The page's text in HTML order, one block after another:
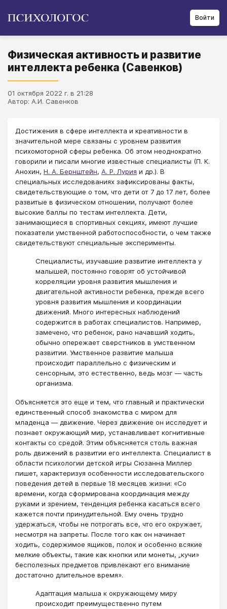
Войти
Физическая активность и развитие
интеллекта ребенка (Савенков)
01 октября 2022 г. в 21:28
Автор: А.И. Савенков
Достижения в сфере интеллекта и креативности в
значительной мере связаны с уровнем развития
психомоторной сферы ребенка. Об этом неоднократно
говорили и писали многие известные специалисты (П. К.
Анохин, Н. А. Бернштейн, А. Р. Лурия и др.). В
специальных исследованиях зафиксированы факты,
свидетельствующие о том, что дети от 7 до 17 лет, более
развитые в физическом отношении, получают более
высокие баллы по тестам интеллекта. Дети,
занимающиеся в спортивных секциях, имеют лучшие
показатели умственной работоспособности, о чем также
свидетельствуют специальные эксперименты.
Специалисты, изучавшие развитие интеллекта у
малышей, постоянно говорят об устойчивой
корреляции уровня развития мышления и
двигательной активности ребенка, прежде всего
уровня развития мышления и координации
движений. Много интересных наблюдений
содержится в работах специалистов. Например,
замечено, что ребенок, рано начавший ходить,
обычно опережает сверстников в умственном
развитии. Умственное развитие малыша
происходит параллельно с физическим и
сенсорным, это естественно, ведь мозг ― часть
организма.
Объясняется это еще и тем, что главный и практически
единственный способ знакомства с миром для
младенца ― движение. Через движение он исследует и
познает окружающий мир, устанавливает когнитивные
контакты со средой. Этим объясняется столь важная
роль движений в развитии его интеллекта. Специалист в
области психологии детской игры Сюзанна Миллер
пишет, характеризуя особенности исследовательского
поведения детей в первые 18 месяцев жизни: «Со
времени, когда сформирована координация между
руками и зрением, тенденция ребенка касаться всего
кажется почти принудительной. Ему очень трудно
удержаться, чтобы не потрогать все, что его окружает,
несмотря на запреты. После того как он начинает
ходить, содержимое ящиков, полок и особенно всякие
мелкие объекты, такие как кнопки или монеты, „кучи»
бесполезных предметов привлекают его внимание
достаточно длительное время».
Адаптация малыша к окружающему миру
происходит преимущественно путем